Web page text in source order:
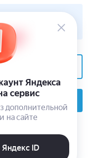
Заказать звонок